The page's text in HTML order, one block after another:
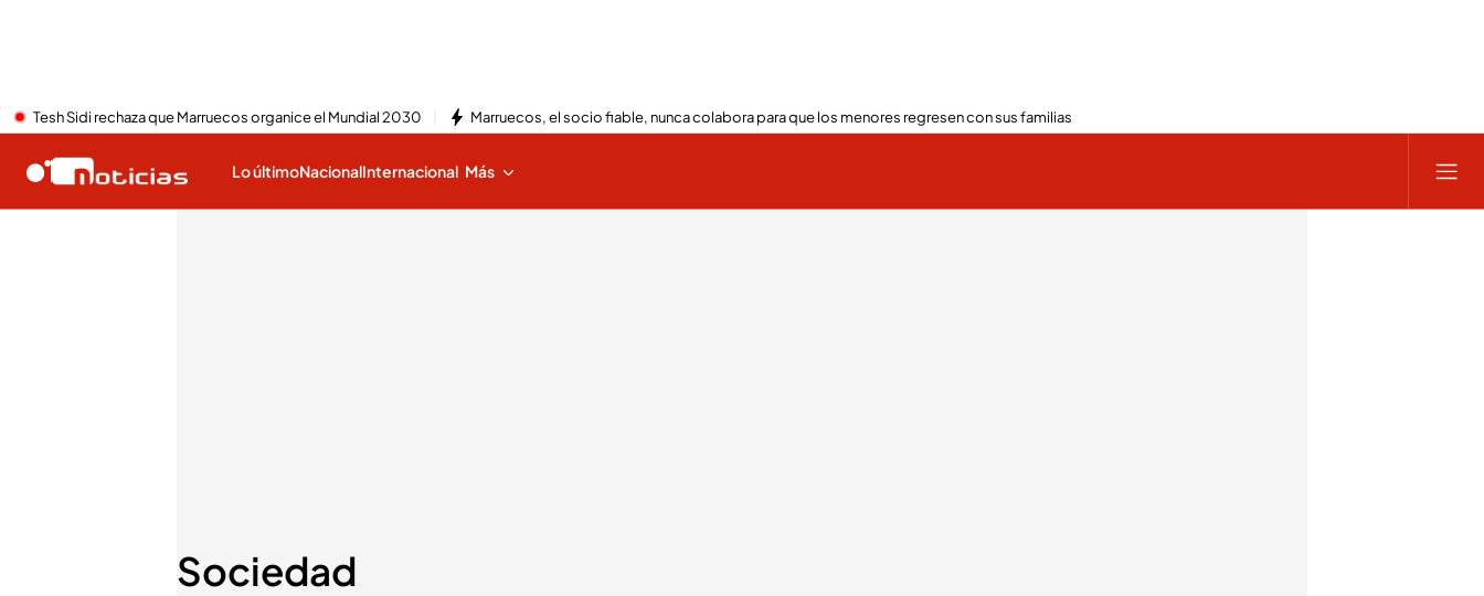
Tesh Sidi rechaza que Marruecos organice el Mundial 2030 Marruecos, el socio fiable, nunca colabora para que los menores regresen con sus familias
Lo últimoNacionalInternacional Más
Sociedad